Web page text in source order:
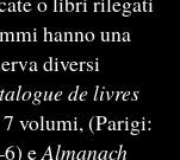
hanno una
diversi
de livres
volumi, (Parigi:
eAlmanach